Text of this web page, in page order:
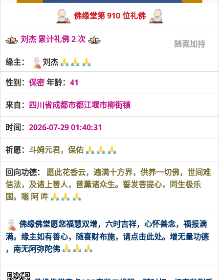
佛缘堂第 910 位礼佛
刘杰 累计礼佛 2 次 随喜加持
缘主：
刘杰
性别： 保密年龄： 41
来自： 四川省成都市都江堰市柳街镇
时间： 2026-07-29 01:40:31
祈愿： 斗姆元君，保佑
回向功德： 愿此花香云，遍满十方界，供养一切佛，世间难
信法，及诸上善人，普薰诸众生。誓发菩提心，同生极乐
国。嗡 阿 吽
佛缘佛堂愿您福慧双增，六时吉祥，心怀善念，福报满
满。缘主如有善心，随喜财布施，请点击此处。增无量功德
，南无阿弥陀佛